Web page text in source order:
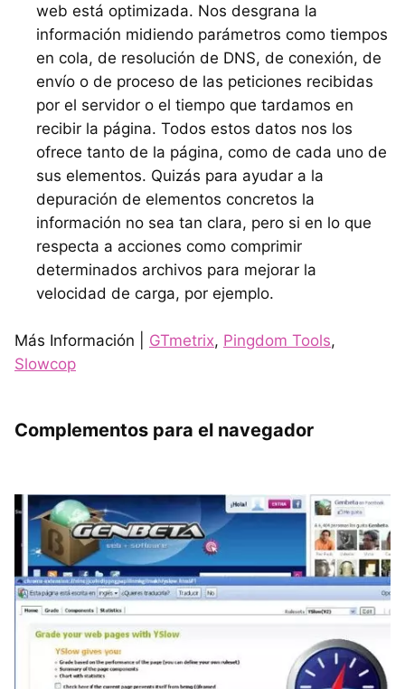
web está optimizada. Nos desgrana la
información midiendo parámetros como tiempos
en cola, de resolución de DNS, de conexión, de
envío o de proceso de las peticiones recibidas
por el servidor o el tiempo que tardamos en
recibir la página. Todos estos datos nos los
ofrece tanto de la página, como de cada uno de
sus elementos. Quizás para ayudar a la
depuración de elementos concretos la
información no sea tan clara, pero si en lo que
respecta a acciones como comprimir
determinados archivos para mejorar la
velocidad de carga, por ejemplo.
Más Información | GTmetrix, Pingdom Tools,
Slowcop
Complementos para el navegador